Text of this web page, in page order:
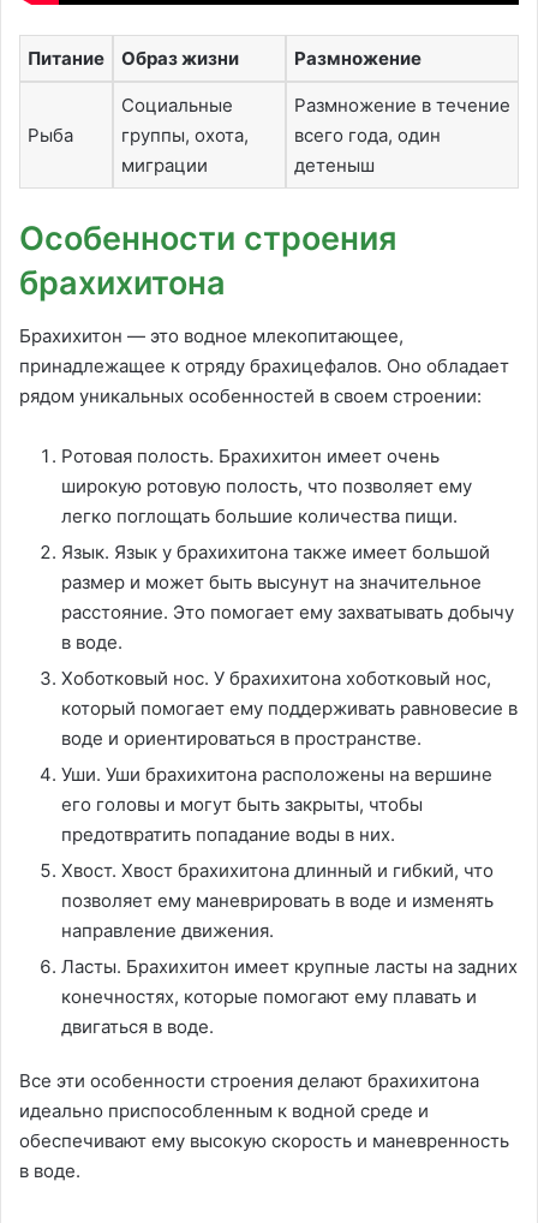
Питание Образ жизни Размножение
Рыба
Социальные
группы, охота,
миграции
Размножение в течение
всего года, один
детеныш
Особенности строения
брахихитона
Брахихитон — это водное млекопитающее,
принадлежащее к отряду брахицефалов. Оно обладает
рядом уникальных особенностей в своем строении:
Ротовая полость. Брахихитон имеет очень
широкую ротовую полость, что позволяет ему
легко поглощать большие количества пищи.
Язык. Язык у брахихитона также имеет большой
размер и может быть высунут на значительное
расстояние. Это помогает ему захватывать добычу
в воде.
Хоботковый нос. У брахихитона хоботковый нос,
который помогает ему поддерживать равновесие в
воде и ориентироваться в пространстве.
Уши. Уши брахихитона расположены на вершине
его головы и могут быть закрыты, чтобы
предотвратить попадание воды в них.
Хвост. Хвост брахихитона длинный и гибкий, что
позволяет ему маневрировать в воде и изменять
направление движения.
Ласты. Брахихитон имеет крупные ласты на задних
конечностях, которые помогают ему плавать и
двигаться в воде.
Все эти особенности строения делают брахихитона
идеально приспособленным к водной среде и
обеспечивают ему высокую скорость и маневренность
в воде.